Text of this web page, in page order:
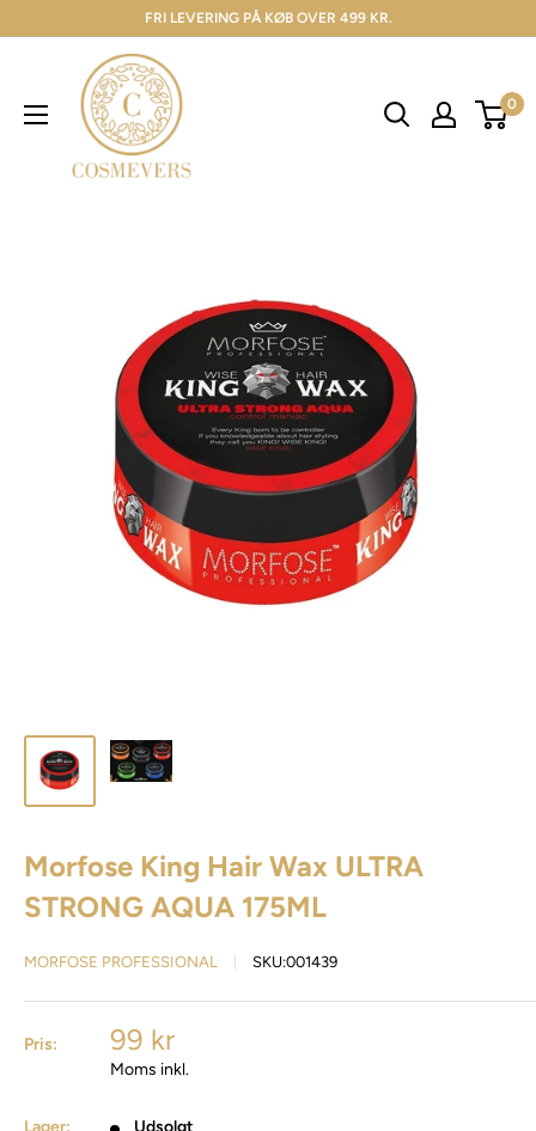
FRI LEVERING PÅ KØB OVER 499 KR.
0
Morfose King Hair Wax ULTRA
STRONG AQUA 175ML
MORFOSE PROFESSIONAL SKU:001439
Pris: 99 kr
Moms inkl.
Lager: Udsolgt